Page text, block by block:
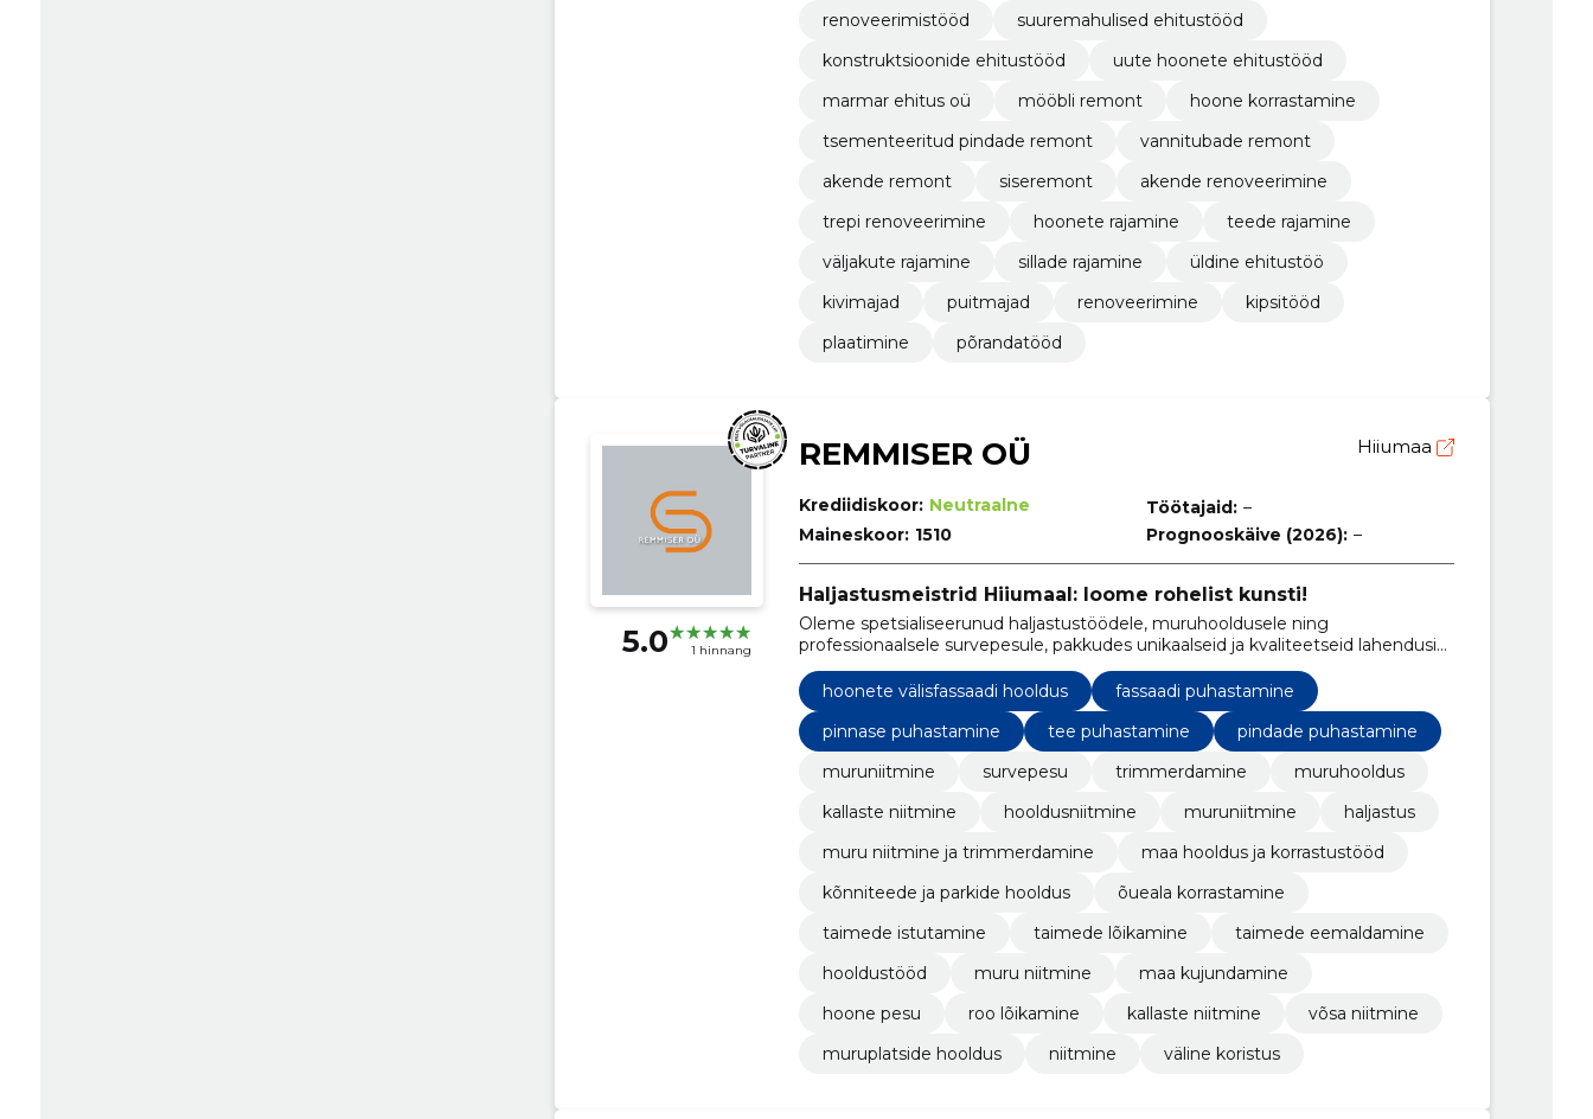
renoveerimistööd
suuremahulised ehitustööd
konstruktsioonide ehitustööd
uute hoonete ehitustööd
marmar ehitus oü
mööbli remont
hoone korrastamine
tsementeeritud pindade remont
vannitubade remont
akende remont
siseremont
akende renoveerimine
trepi renoveerimine
hoonete rajamine
teede rajamine
väljakute rajamine
sillade rajamine
üldine ehitustöö
kivimajad
puitmajad renoveerimine
kipsitööd
plaatimine
põrandatööd
5.0 1 hinnang
REMMISER OÜ Hiiumaa
Krediidiskoor: Neutraalne
Maineskoor: 1510
Töötajaid: –
Prognooskäive (2026): –
Haljastusmeistrid Hiiumaal: loome rohelist kunsti!
Oleme spetsialiseerunud haljastustöödele, muruhooldusele ning
professionaalsele survepesule, pakkudes unikaalseid ja kvaliteetseid lahendusi
roheliste alade ilu ja puhtuse säilitamiseks.
hoonete välisfassaadi hooldus
fassaadi puhastamine
pinnase puhastamine
tee puhastamine
pindade puhastamine
muruniitmine
survepesu trimmerdamine
muruhooldus
kallaste niitmine
hooldusniitmine muruniitmine
haljastus
muru niitmine ja trimmerdamine
maa hooldus ja korrastustööd
kõnniteede ja parkide hooldus
õueala korrastamine
taimede istutamine
taimede lõikamine
taimede eemaldamine
hooldustööd
muru niitmine
maa kujundamine
hoone pesu
roo lõikamine kallaste niitmine
võsa niitmine
muruplatside hooldus
niitmine väline koristus